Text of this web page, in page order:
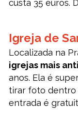
custa 35 euros.
Igreja de
Localizada na
igrejas mais
anos. Ela é
tirar foto dentro
entrada é